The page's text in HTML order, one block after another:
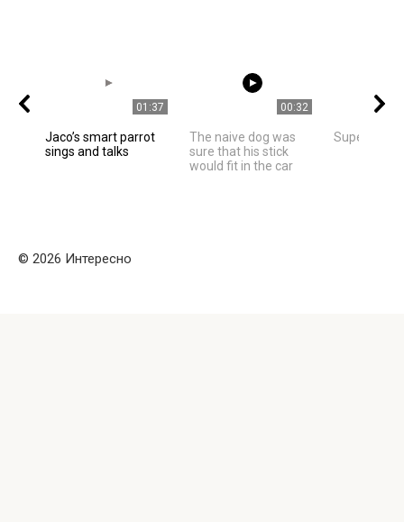
01:37
Jaco’s smart parrot
sings and talks
00:32
The naive dog was
sure that his stick
would fit in the car
Super Nice
© 2026 Интересно